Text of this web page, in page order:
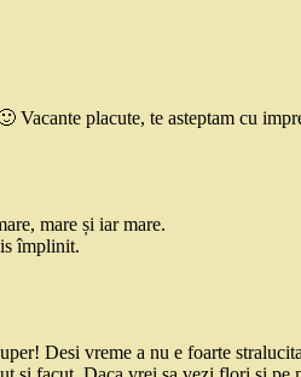
Vacante placute, te asteptam cu
mare și iar mare.
împlinit.
Desi vreme a nu e foarte